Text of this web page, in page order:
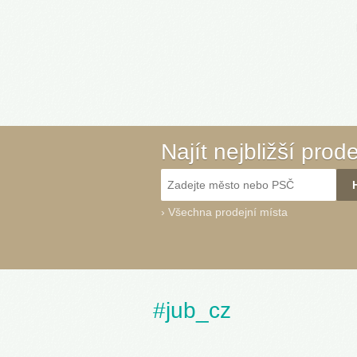
Najít nejbližší
› Všechna prodejní místa
#jub_cz